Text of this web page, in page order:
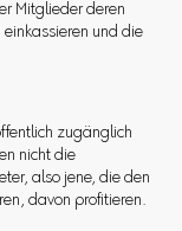
Mitglieder deren
und die
zugänglich
nicht die
also jene, die den
davon profitieren.